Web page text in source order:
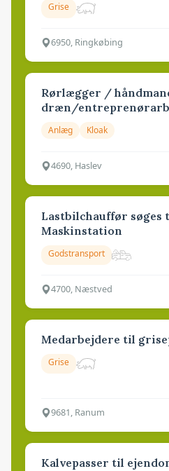
Grise
6950, Ringkøbing
Rørlægger /
dræn/
Anlæg Kloak
4690, Haslev
Lastbilchauffør søges
Maskinstation
Godstransport
4700, Næstved
Medarbejdere til
Grise
9681, Ranum
Kalvepasser til